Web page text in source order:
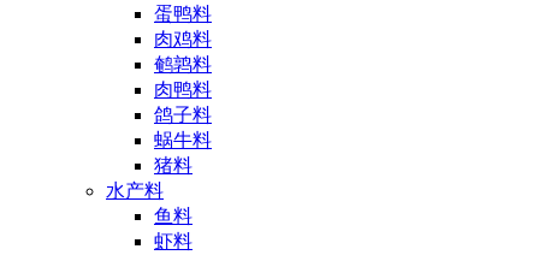
蛋鸭料
肉鸡料
鹌鹑料
肉鸭料
鸽子料
蜗牛料
猪料
水产料
鱼料
虾料